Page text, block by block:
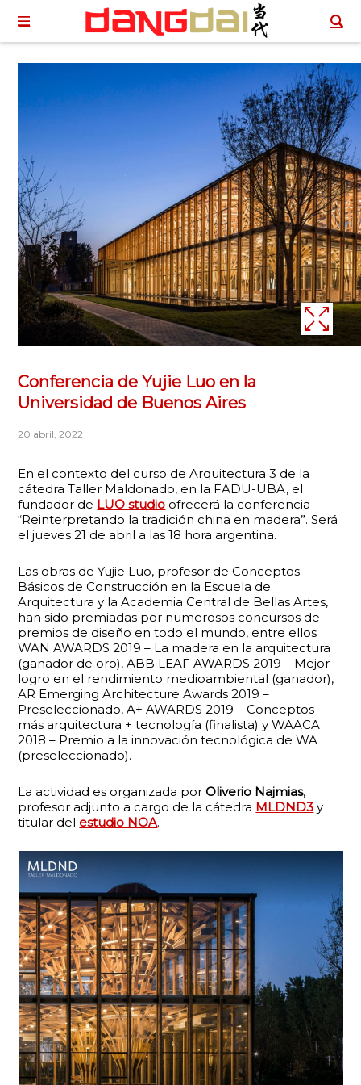
Conferencia de Yujie Luo en la
Universidad de Buenos Aires
20 abril, 2022
En el contexto del curso de Arquitectura 3 de la
cátedra Taller Maldonado, en la FADU-UBA, el
fundador de LUO studio ofrecerá la conferencia
“Reinterpretando la tradición china en madera”. Será
el jueves 21 de abril a las 18 hora argentina.
Las obras de Yujie Luo, profesor de Conceptos
Básicos de Construcción en la Escuela de
Arquitectura y la Academia Central de Bellas Artes,
han sido premiadas por numerosos concursos de
premios de diseño en todo el mundo, entre ellos
WAN AWARDS 2019 – La madera en la arquitectura
(ganador de oro), ABB LEAF AWARDS 2019 – Mejor
logro en el rendimiento medioambiental (ganador),
AR Emerging Architecture Awards 2019 –
Preseleccionado, A+ AWARDS 2019 – Conceptos –
más arquitectura + tecnología (finalista) y WAACA
2018 – Premio a la innovación tecnológica de WA
(preseleccionado).
La actividad es organizada porOliverio Najmias,
profesor adjunto a cargo de la cátedra MLDND3 y
titular del estudio NOA.